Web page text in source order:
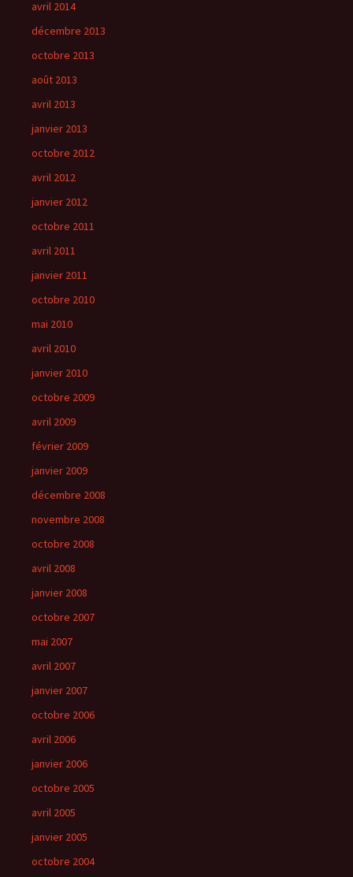
avril 2014
décembre 2013
octobre 2013
août 2013
avril 2013
janvier 2013
octobre 2012
avril 2012
janvier 2012
octobre 2011
avril 2011
janvier 2011
octobre 2010
mai 2010
avril 2010
janvier 2010
octobre 2009
avril 2009
février 2009
janvier 2009
décembre 2008
novembre 2008
octobre 2008
avril 2008
janvier 2008
octobre 2007
mai 2007
avril 2007
janvier 2007
octobre 2006
avril 2006
janvier 2006
octobre 2005
avril 2005
janvier 2005
octobre 2004